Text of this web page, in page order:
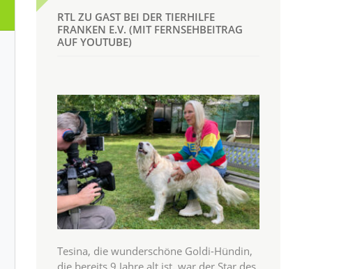
RTL ZU GAST BEI DER TIERHILFE
FRANKEN E.V. (MIT FERNSEHBEITRAG
AUF YOUTUBE)
Tesina, die wunderschöne Goldi-Hündin,